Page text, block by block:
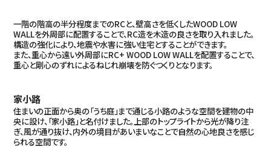
一階の階高の半分程度までのRCと、壁高さを低くしたWOOD LOW
WALLを外周部に配置することで、RC造を木造の良さを取り入れました。
構造の強化により、地震や水害に強い住宅とすることができます。
また、重心から遠い外周部にRC+ WOOD LOW WALLを配置することで、
重心と剛心のずれによるねじれ崩壊を防ぐつくりとなります。
家小路
住まいの正面から奥の「うち庭」まで通じる小路のような空間を建物の中
央に設け、「家小路」と名付けました。上部のトップライトから光が降り注
ぎ、風が通り抜け、内外の境目があいまいなことで自然の心地良さを感じ
られる空間です。